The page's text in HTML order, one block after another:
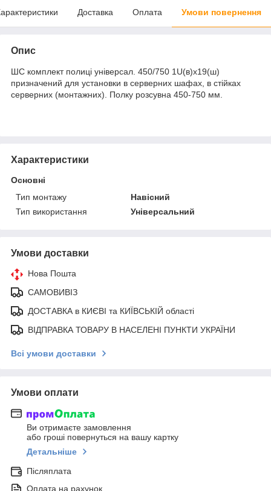
Доставка Оплата Умови повернення
Опис
ШС комплект полиці універсал. 450/750 1U(в)х19(ш)
призначений для установки в серверних шафах, в стійках
серверних (монтажних). Полку розсувна 450-750 мм.
Характеристики
Основні
Тип монтажу
Навісний
Тип використання
Універсальний
Умови доставки
Нова Пошта
САМОВИВІЗ
ДОСТАВКА в КИЄВІ та КИЇВСЬКІЙ області
ВІДПРАВКА ТОВАРУ В НАСЕЛЕНІ ПУНКТИ УКРАЇНИ
Всі умови доставки
Умови оплати
Ви отримаєте замовлення
або гроші повернуться на вашу картку
Детальніше
Післяплата
Оплата на рахунок